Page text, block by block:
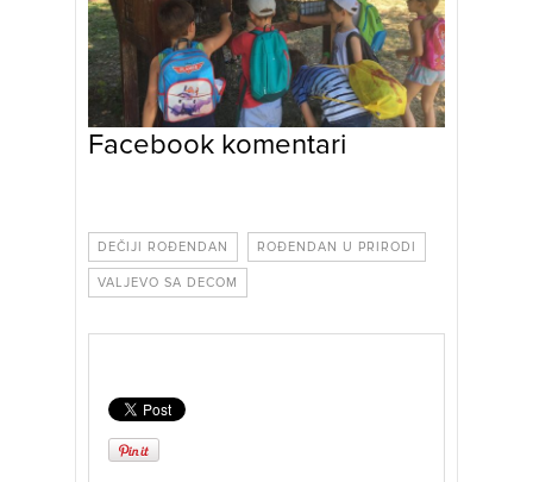
Facebook komentari
DEČIJI ROĐENDAN ROĐENDAN U PRIRODI
VALJEVO SA DECOM